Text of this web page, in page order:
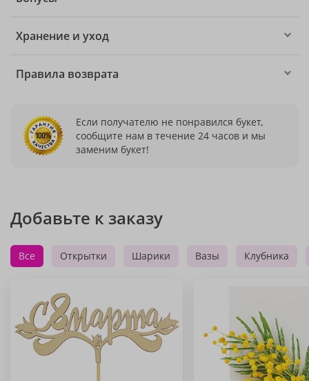
Хранение и уход
Правила возврата
Если получателю не понравился букет,
сообщите нам в течение 24 часов и мы
заменим букет!
Добавьте к заказу
Все Открытки Шарики Вазы Клубника